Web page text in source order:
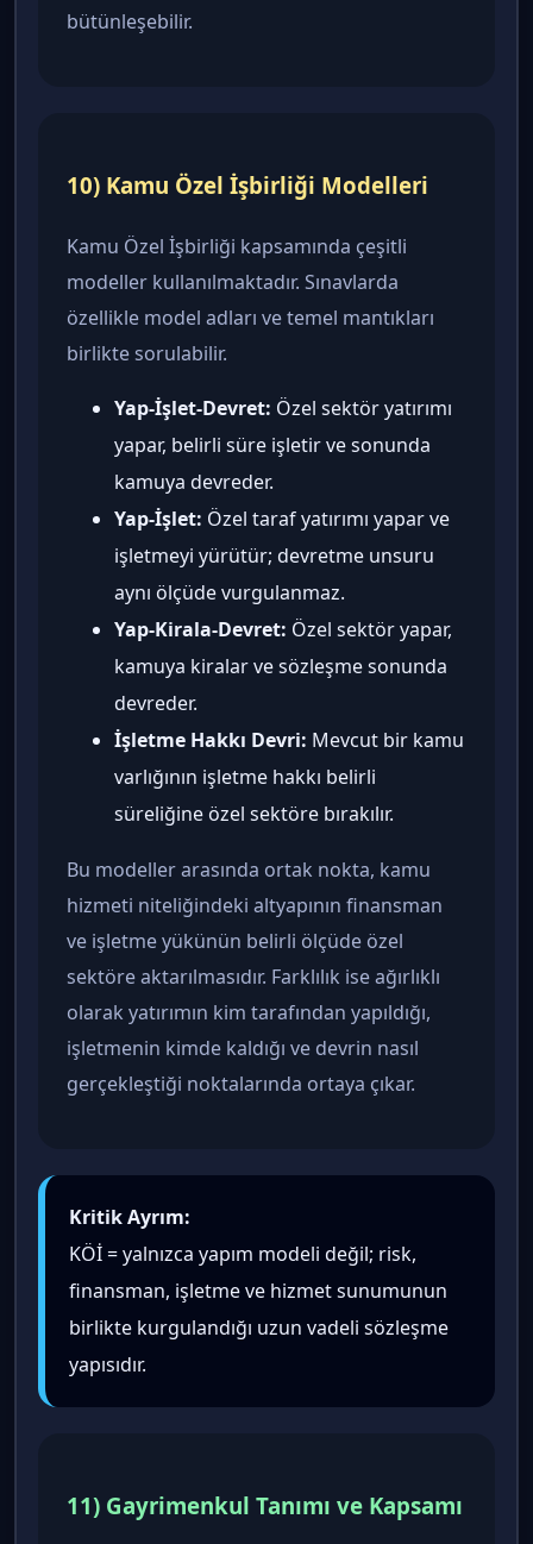
bütünleşebilir.
10) Kamu Özel İşbirliği Modelleri
Kamu Özel İşbirliği kapsamında çeşitli
modeller kullanılmaktadır. Sınavlarda
özellikle model adları ve temel mantıkları
birlikte sorulabilir.
Yap-İşlet-Devret: Özel sektör yatırımı
yapar, belirli süre işletir ve sonunda
kamuya devreder.
Yap-İşlet: Özel taraf yatırımı yapar ve
işletmeyi yürütür; devretme unsuru
aynı ölçüde vurgulanmaz.
Yap-Kirala-Devret: Özel sektör yapar,
kamuya kiralar ve sözleşme sonunda
devreder.
İşletme Hakkı Devri: Mevcut bir kamu
varlığının işletme hakkı belirli
süreliğine özel sektöre bırakılır.
Bu modeller arasında ortak nokta, kamu
hizmeti niteliğindeki altyapının finansman
ve işletme yükünün belirli ölçüde özel
sektöre aktarılmasıdır. Farklılık ise ağırlıklı
olarak yatırımın kim tarafından yapıldığı,
işletmenin kimde kaldığı ve devrin nasıl
gerçekleştiği noktalarında ortaya çıkar.
Kritik Ayrım:
KÖİ = yalnızca yapım modeli değil; risk,
finansman, işletme ve hizmet sunumunun
birlikte kurgulandığı uzun vadeli sözleşme
yapısıdır.
11) Gayrimenkul Tanımı ve Kapsamı